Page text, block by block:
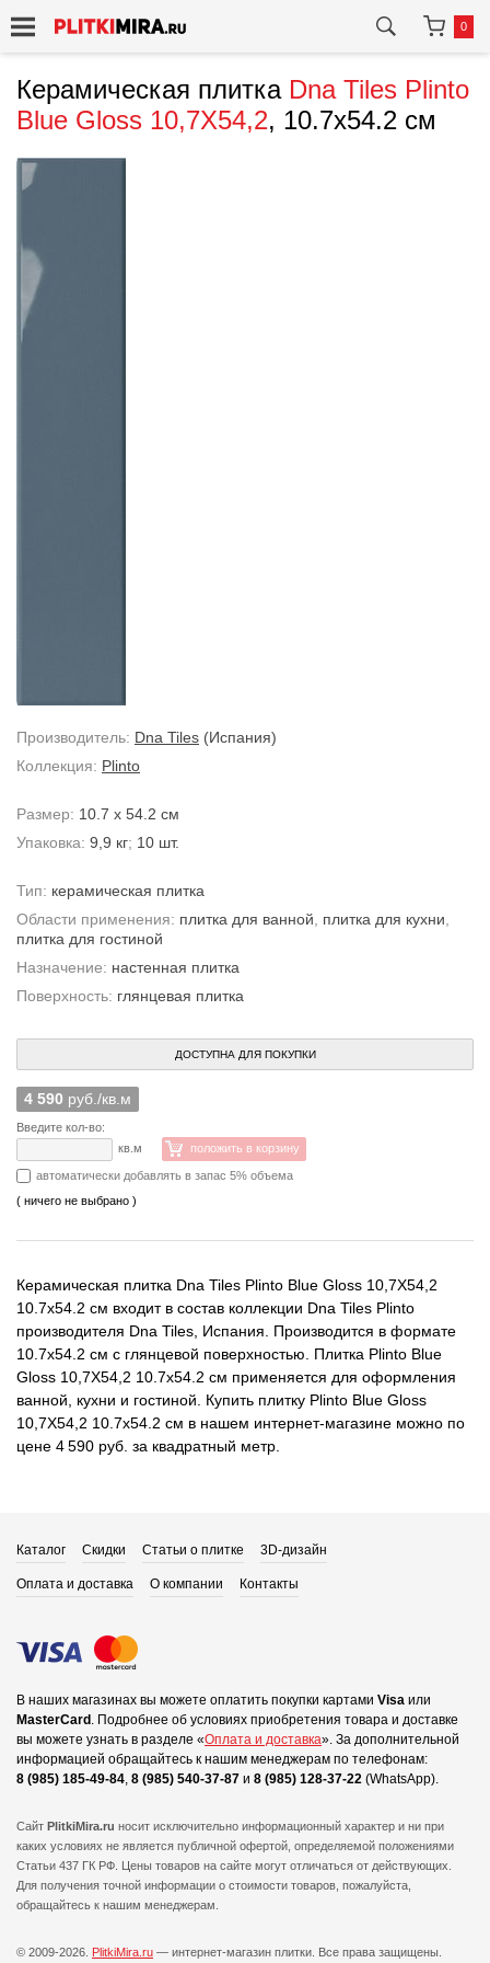
0
Керамическая плитка Dna Tiles Plinto
Blue Gloss 10,7X54,2, 10.7x54.2 см
Производитель: Dna Tiles (Испания)
Коллекция: Plinto
Размер: 10.7 x 54.2 см
Упаковка: 9,9 кг; 10 шт.
Тип: керамическая плитка
Области применения: плитка для ванной плитка для кухни
плитка для гостиной
Назначение: настенная плитка
Поверхность: глянцевая плитка
ДОСТУПНА ДЛЯ ПОКУПКИ
4 590 руб./кв.м
Введите кол-во:
кв.м
положить в корзину
автоматически добавлять в запас 5% объема
( ничего не выбрано )
Керамическая плитка Dna Tiles Plinto Blue Gloss 10,7X54,2
10.7x54.2 см входит в состав коллекции Dna Tiles Plinto
производителя Dna Tiles, Испания. Производится в формате
10.7x54.2 см с глянцевой поверхностью. Плитка Plinto Blue
Gloss 10,7X54,2 10.7x54.2 см применяется для оформления
ванной, кухни и гостиной. Купить плитку Plinto Blue Gloss
10,7X54,2 10.7x54.2 см в нашем интернет-магазине можно по
цене 4 590 руб. за квадратный метр.
Каталог Скидки Статьи о плитке 3D-дизайн
Оплата и доставка О компании Контакты
В наших магазинах вы можете оплатить покупки картами Visa или
MasterCard . Подробнее об условиях приобретения товара и доставке
вы можете узнать в разделе «Оплата и доставка». За дополнительной
информацией обращайтесь к нашим менеджерам по телефонам:
8 (985) 185-49-84, 8 (985) 540-37-87 и 8 (985) 128-37-22 (WhatsApp).
Сайт PlitkiMira.ru носит исключительно информационный характер и ни при
каких условиях не является публичной офертой, определяемой положениями
Статьи 437 ГК РФ. Цены товаров на сайте могут отличаться от действующих.
Для получения точной информации о стоимости товаров, пожалуйста,
обращайтесь к нашим менеджерам.
© 2009-2026. PlitkiMira.ru — интернет-магазин плитки. Все права защищены.